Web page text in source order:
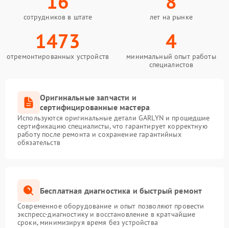
сотрудников в штате лет на рынке
1473
отремонтированных устройств
4
минимальный опыт работы
специалистов
Оригинальные запчасти и
сертифицированные мастера
Используются оригинальные детали GARLYN и прошедшие
сертификацию специалисты, что гарантирует корректную
работу после ремонта и сохранение гарантийных
обязательств
Бесплатная диагностика и быстрый ремонт
Современное оборудование и опыт позволяют провести
экспресс-диагностику и восстановление в кратчайшие
сроки, минимизируя время без устройства